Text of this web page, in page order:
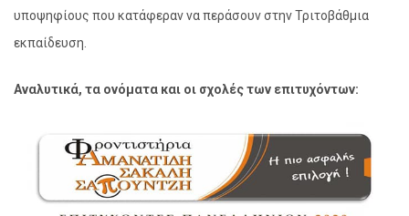
υποψηφίους που κατάφεραν να περάσουν στην Τριτοβάθμια
εκπαίδευση.
Αναλυτικά, τα ονόματα και οι σχολές των επιτυχόντων: